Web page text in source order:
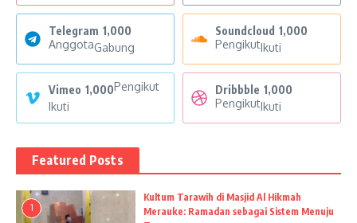
Telegram 1,000
AnggotaGabung
Soundcloud 1,000
PengikutIkuti
Vimeo 1,000Pengikut
Ikuti
Dribbble 1,000
PengikutIkuti
Featured Posts
1
Kultum Tarawih di Masjid Al Hikmah
Merauke: Ramadan sebagai Sistem Menuju